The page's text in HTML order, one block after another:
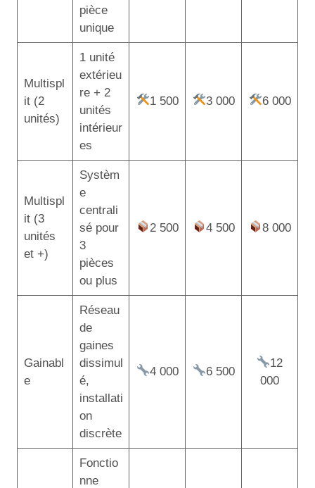
pièce
unique
Multispl
it (2
unités)
1 unité
extérieu
re + 2
unités
intérieur
es
1 500 3 000 6 000
Multispl
it (3
unités
et +)
Systèm
e
centrali
sé pour
3
pièces
ou plus
2 500 4 500 8 000
Gainabl
e
Réseau
de
gaines
dissimul
é,
installati
on
discrète
4 000 6 500
12
000
Fonctio
nne